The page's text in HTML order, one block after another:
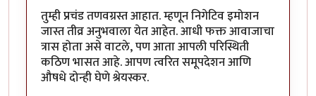
तुम्ही प्रचंड तणवग्रस्त आहात. म्हणून निगेटिव इमोशन
जास्त तीव्र अनुभवाला येत आहेत. आधी फक्त आवाजाचा
त्रास होता असे वाटले, पण आता आपली परिस्थिती
कठिण भासत आहे. आपण त्वरित समूपदेशन आणि
औषधे दोन्ही घेणे श्रेयस्कर.